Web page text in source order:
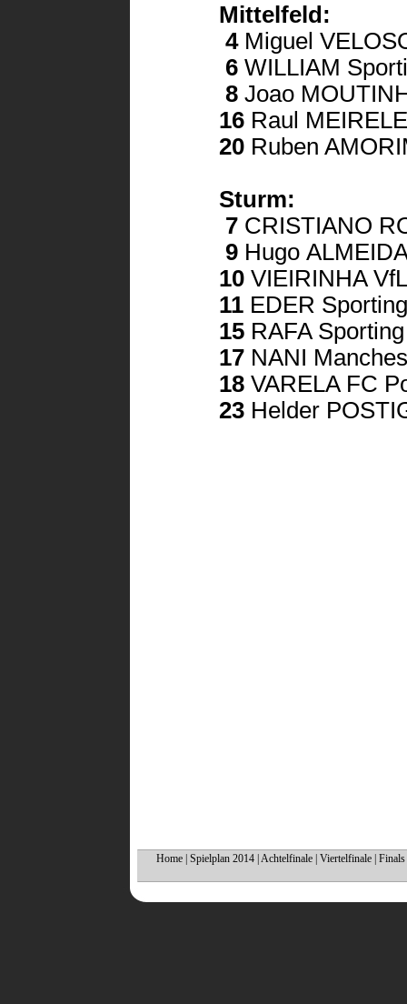
Mittelfeld:
4 Miguel
6 WILLIAM
8 Joao
16 Raul
20 Ruben
Sturm:
7 CRISTIANO
9 Hugo
10 VIEIRINHA
11 EDER
15 RAFA
17 NANI
18 VARELA FC
23 Helder
Home| Spielplan 2014| Achtelfinale| Viertelfinale| Finals